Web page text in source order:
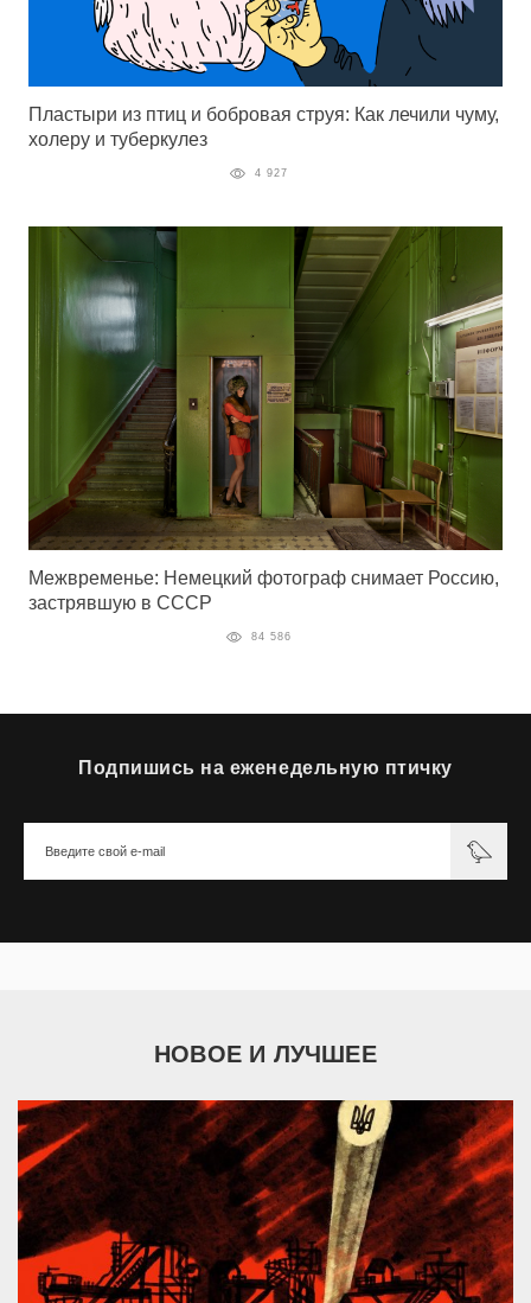
Пластыри из птиц и бобровая струя: Как лечили чуму,
холеру и туберкулез
4 927
Межвременье: Немецкий фотограф снимает Россию,
застрявшую в СССР
84 586
Подпишись на еженедельную птичку
НОВОЕ И ЛУЧШЕЕ